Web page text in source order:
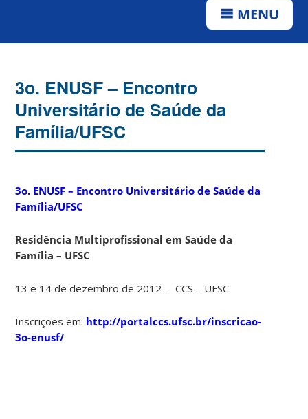
MENU
3o. ENUSF – Encontro
Universitário de Saúde da
Família/UFSC
3o. ENUSF – Encontro Universitário de Saúde da
Família/UFSC
Residência Multiprofissional em Saúde da
Família – UFSC
13 e 14 de dezembro de 2012 – CCS – UFSC
Inscrições em: http://portalccs.ufsc.br/inscricao-
3o-enusf/